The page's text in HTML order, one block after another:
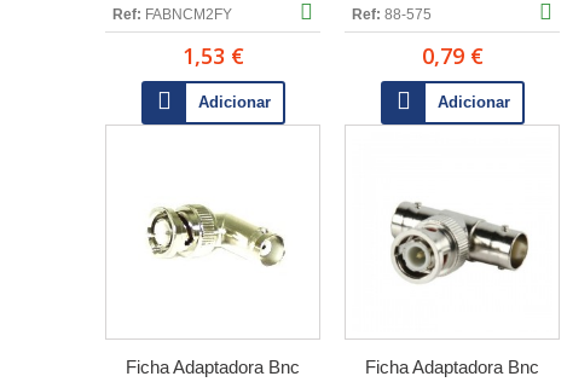
Ref: FABNCM2FY
1,53 €
Adicionar
Ref: 88-575
0,79 €
Adicionar
Ficha Adaptadora Bnc
Ficha Adaptadora Bnc